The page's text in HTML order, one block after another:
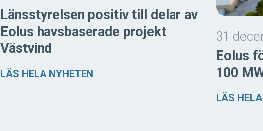
Länsstyrelsen positiv till delar av
Eolus havsbaserade projekt
Västvind
LÄS HELA NYHETEN
31
Eolus
100
LÄS